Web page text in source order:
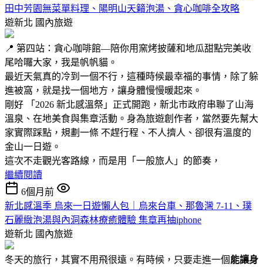
田中芳園無菜單料理、陽明山天籟泡湯、貪心咖啡全攻略
遊新北 國內旅遊
📍 第四站：貪心咖啡館—陪你用窯烤披薩和地瓜甜點完美收
尾哈囉大家，我是帆帆貓。
最近天氣真的冷到一個不行，這種時候最幸福的事情，除了躲
進被窩，就是找一個地方，讓身體慢慢暖起來。
剛好 「2026 新北感溫祭」正式開跑，新北市政府串聯了山海
溫泉、在地美食與集章活動。身為旅遊創作者，當然要先幫大
家實際踩點，規劃一條 不趕行程、不人擠人、卻很有溫度的
金山一日遊。
這次不走觀光客路線，而是用「一般旅人」的節奏，
繼續閱讀
6個月前
新北感溫季 烏來一日遊懶人包｜烏來台車、那魯灣 7-11、璞
石麗緻泡湯與內洞森林療癒體驗 集章再抽iphone
遊新北 國內旅遊
冬天的旅行，其實不用飛很遠。有時候，只要走進一個能讓身